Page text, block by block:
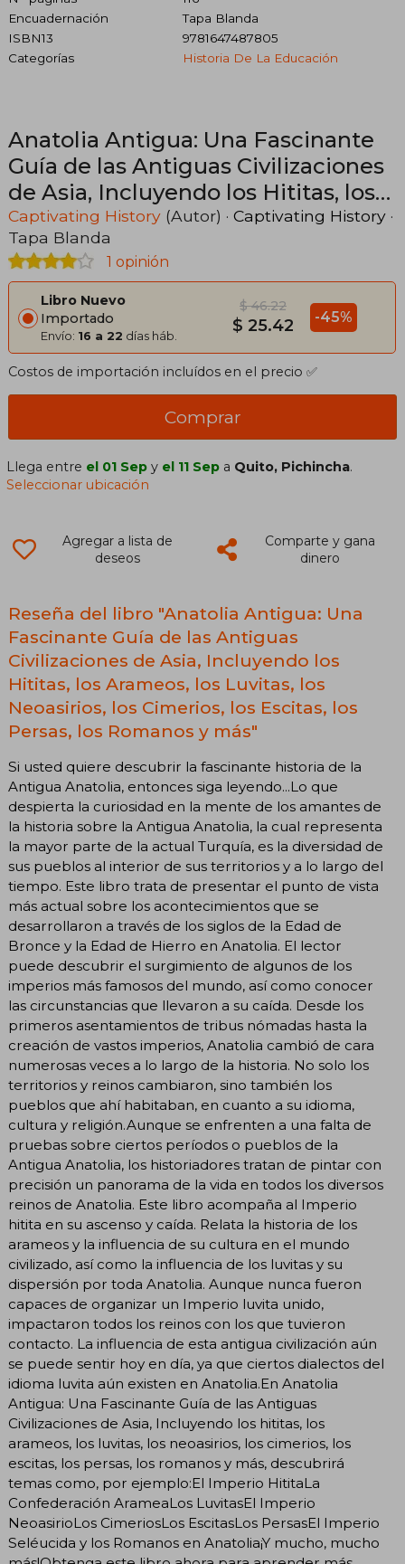
Encuadernación
Tapa Blanda
ISBN13
9781647487805
Categorías
Historia De La Educación
Anatolia Antigua: Una Fascinante
Guía de las Antiguas Civilizaciones
de Asia, Incluyendo los Hititas, los
Arameos, los Luvitas, los Neoasirios,
los Cimerios, los Escitas, los Persas,
los Romanos y más
Captivating History (Autor) · Captivating History ·
Tapa Blanda
1 opinión
Libro Nuevo
Importado
Envío: 16 a 22 días háb.
$ 46.22
$ 25.42 -45%
Costos de importación incluídos en el precio ✅
Comprar
Llega entre el 01 Sep y el 11 Sep a Quito, Pichincha.
Seleccionar ubicación
Agregar a lista de
deseos
Comparte y gana
dinero
Reseña del libro "Anatolia Antigua: Una
Fascinante Guía de las Antiguas
Civilizaciones de Asia, Incluyendo los
Hititas, los Arameos, los Luvitas, los
Neoasirios, los Cimerios, los Escitas, los
Persas, los Romanos y más"
Si usted quiere descubrir la fascinante historia de la
Antigua Anatolia, entonces siga leyendo...Lo que
despierta la curiosidad en la mente de los amantes de
la historia sobre la Antigua Anatolia, la cual representa
la mayor parte de la actual Turquía, es la diversidad de
sus pueblos al interior de sus territorios y a lo largo del
tiempo. Este libro trata de presentar el punto de vista
más actual sobre los acontecimientos que se
desarrollaron a través de los siglos de la Edad de
Bronce y la Edad de Hierro en Anatolia. El lector
puede descubrir el surgimiento de algunos de los
imperios más famosos del mundo, así como conocer
las circunstancias que llevaron a su caída. Desde los
primeros asentamientos de tribus nómadas hasta la
creación de vastos imperios, Anatolia cambió de cara
numerosas veces a lo largo de la historia. No solo los
territorios y reinos cambiaron, sino también los
pueblos que ahí habitaban, en cuanto a su idioma,
cultura y religión.Aunque se enfrenten a una falta de
pruebas sobre ciertos períodos o pueblos de la
Antigua Anatolia, los historiadores tratan de pintar con
precisión un panorama de la vida en todos los diversos
reinos de Anatolia. Este libro acompaña al Imperio
hitita en su ascenso y caída. Relata la historia de los
arameos y la influencia de su cultura en el mundo
civilizado, así como la influencia de los luvitas y su
dispersión por toda Anatolia. Aunque nunca fueron
capaces de organizar un Imperio luvita unido,
impactaron todos los reinos con los que tuvieron
contacto. La influencia de esta antigua civilización aún
se puede sentir hoy en día, ya que ciertos dialectos del
idioma luvita aún existen en Anatolia.En Anatolia
Antigua: Una Fascinante Guía de las Antiguas
Civilizaciones de Asia, Incluyendo los hititas, los
arameos, los luvitas, los neoasirios, los cimerios, los
escitas, los persas, los romanos y más, descubrirá
temas como, por ejemplo:El Imperio HititaLa
Confederación ArameaLos LuvitasEl Imperio
NeoasirioLos CimeriosLos EscitasLos PersasEl Imperio
Seléucida y los Romanos en Anatolia¡Y mucho, mucho